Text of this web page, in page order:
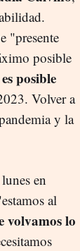
"presente
posible
posible
Volver a
y la
en
al
volvamos lo